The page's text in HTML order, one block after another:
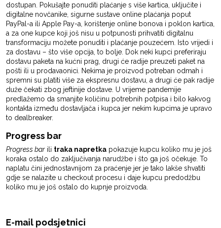
dostupan. Pokušajte ponuditi plaćanje s više kartica, uključite i
digitalne novčanike, sigurne sustave online plaćanja poput
PayPal-a ili Apple Pay-a, korištenje online bonova i poklon kartica,
a za one kupce koji još nisu u potpunosti prihvatiti digitalnu
transformaciju možete ponuditi i plaćanje pouzećem. Isto vrijedi i
za dostavu – što više opcija, to bolje. Dok neki kupci preferiraju
dostavu paketa na kućni prag, drugi će radije preuzeti paket na
pošti ili u prodavaonici. Nekima je proizvod potreban odmah i
spremni su platiti više za ekspresnu dostavu, a drugi će pak radije
duže čekati zbog jeftinije dostave. U vrijeme pandemije
predlažemo da smanjite količinu potrebnih potpisa i bilo kakvog
kontakta između dostavljača i kupca jer nekim kupcima je upravo
to dealbreaker.
Progress bar
Progress bar ili traka napretka pokazuje kupcu koliko mu je još
koraka ostalo do zaključivanja narudžbe i što ga još očekuje. To
naplatu čini jednostavnijom za praćenje jer je tako lakše shvatiti
gdje se nalazite u checkout procesu i daje kupcu predodžbu
koliko mu je još ostalo do kupnje proizvoda.
E-mail podsjetnici